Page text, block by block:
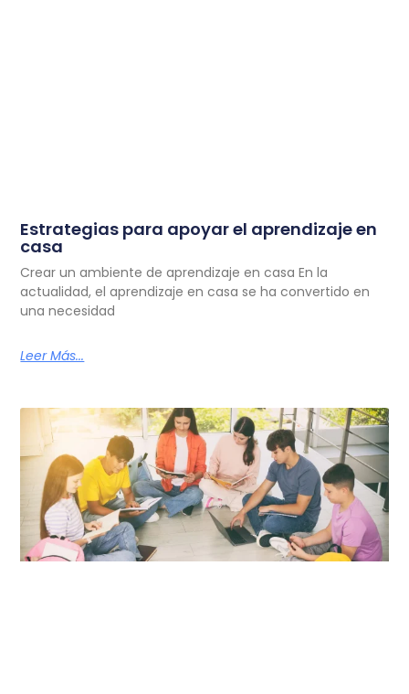
Estrategias para apoyar el aprendizaje en
casa
Crear un ambiente de aprendizaje en casa En la
actualidad, el aprendizaje en casa se ha convertido en
una necesidad
Leer Más...